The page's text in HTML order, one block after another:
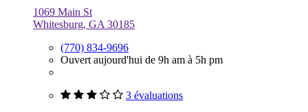
1069 Main St
Whitesburg, GA 30185
(770) 834-9696
Ouvert aujourd'hui de 9h am à 5h pm
3 évaluations